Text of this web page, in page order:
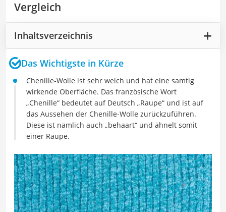
Vergleich
Inhaltsverzeichnis
Das Wichtigste in Kürze
Chenille-Wolle ist sehr weich und hat eine samtig
wirkende Oberfläche. Das französische Wort
„Chenille“ bedeutet auf Deutsch „Raupe“ und ist auf
das Aussehen der Chenille-Wolle zurückzuführen.
Diese ist nämlich auch „behaart“ und ähnelt somit
einer Raupe.